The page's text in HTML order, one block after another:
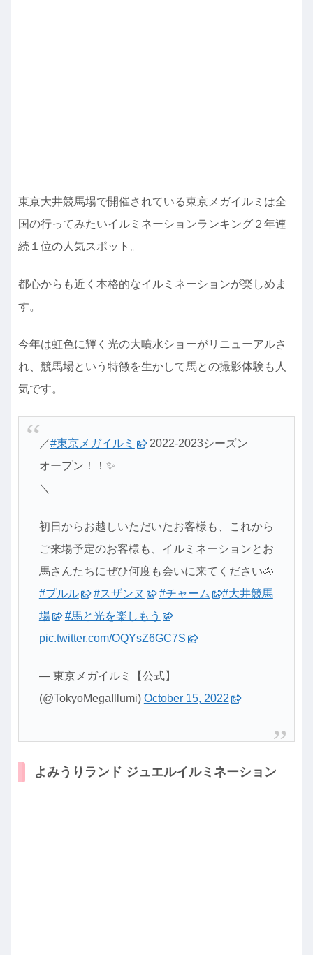
東京大井競馬場で開催されている東京メガイルミは全
国の行ってみたいイルミネーションランキング２年連
続１位の人気スポット。
都心からも近く本格的なイルミネーションが楽しめま
す。
今年は虹色に輝く光の大噴水ショーがリニューアルさ
れ、競馬場という特徴を生かして馬との撮影体験も人
気です。
／#東京メガイルミ
2022-2023シーズン
オープン！！✨
＼
初日からお越しいただいたお客様も、これから
ご来場予定のお客様も、イルミネーションとお
馬さんたちにぜひ何度も会いに来てください🐴
#プルル
#スザンヌ #チャーム
#大井競馬
場
#馬と光を楽しもう
pic.twitter.com/OQYsZ6GC7S
— 東京メガイルミ【公式】
(@TokyoMegaIllumi) October 15, 2022
よみうりランド ジュエルイルミネーション